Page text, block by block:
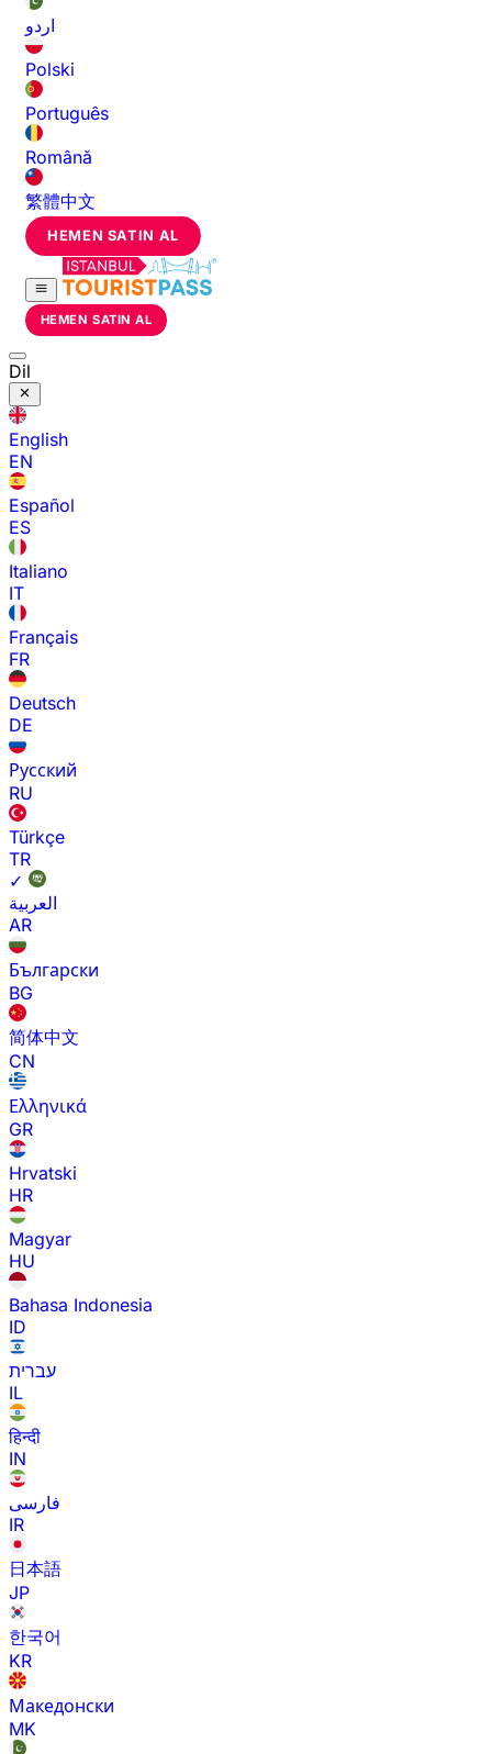
اردو
Polski
Português
Română
繁體中文
HEMEN SATIN AL
HEMEN SATIN AL
Dil
English
EN
Español
ES
Italiano
IT
Français
FR
Deutsch
DE
Русский
RU
Türkçe
TR
✓
العربية
AR
Български
BG
简体中文
CN
Ελληνικά
GR
Hrvatski
HR
Magyar
HU
Bahasa Indonesia
ID
עברית
IL
हिन्दी
IN
فارسی
IR
日本語
JP
한국어
KR
Македонски
MK